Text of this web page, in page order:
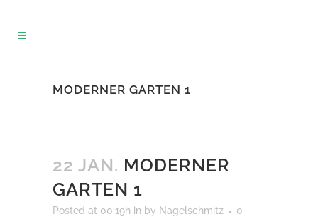
MODERNER GARTEN 1
22 JAN. MODERNER
GARTEN 1
Posted at 00:19h in by Nagelschmitz
0